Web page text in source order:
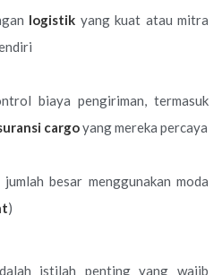
logistik yang kuat atau mitra
biaya pengiriman, termasuk
cargoyang mereka percaya
besar menggunakan moda
)
istilah penting yang wajib